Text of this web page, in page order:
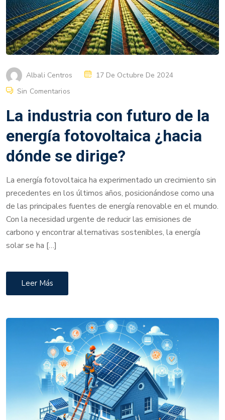
Albali Centros
17 De Octubre De 2024
Sin Comentarios
La industria con futuro de la
energía fotovoltaica ¿hacia
dónde se dirige?
La energía fotovoltaica ha experimentado un crecimiento sin
precedentes en los últimos años, posicionándose como una
de las principales fuentes de energía renovable en el mundo.
Con la necesidad urgente de reducir las emisiones de
carbono y encontrar alternativas sostenibles, la energía
solar se ha […]
Leer Más